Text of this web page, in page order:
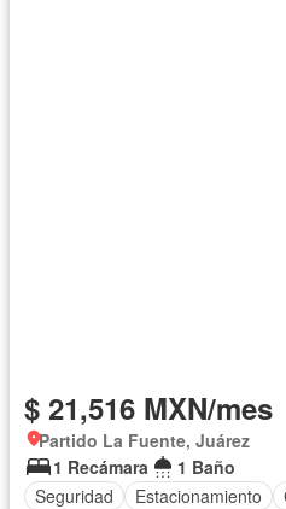
$ 21,516 MXN/mes
Partido La Fuente, Juárez
1 Recámara
1 Baño
Seguridad
Estacionamiento